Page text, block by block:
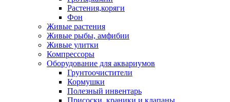
Растения,коряги
Фон
Живые растения
Живые рыбы, амфибии
Живые улитки
Компрессоры
Оборудование для аквариумов
Грунтоочистители
Кормушки
Полезный инвентарь
Присоски, краники и клапаны